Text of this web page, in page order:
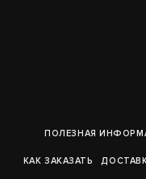
ПОЛЕЗНАЯ
КАК ЗАКАЗАТЬ